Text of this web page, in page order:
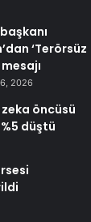
‘Terörsüz
2026
öncüsü
düştü